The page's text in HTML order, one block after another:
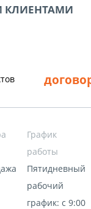
График
работы
Пятидневный
рабочий
график: с 9:00